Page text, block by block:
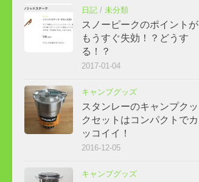
日記 / 未分類
スノーピークのポイントが
もうすぐ失効！？どうす
る！？
2017-01-04
キャンプグッズ
スタンレーのキャンプクッ
クセットはコンパクトでカ
ッコイイ！
2016-12-05
キャンプグッズ